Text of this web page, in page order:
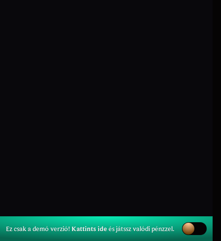
Ez csak a demó verzió!Kattints ideés játssz valódi pénzzel.